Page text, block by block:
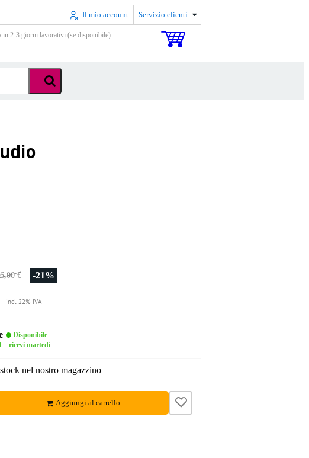
Il mio account Servizio clienti
in 2-3 giorni lavorativi (se disponibile)
€ -21%
incl. 22% IVA
Disponibile
= ricevi martedì
nel nostro magazzino
Aggiungi al carrello